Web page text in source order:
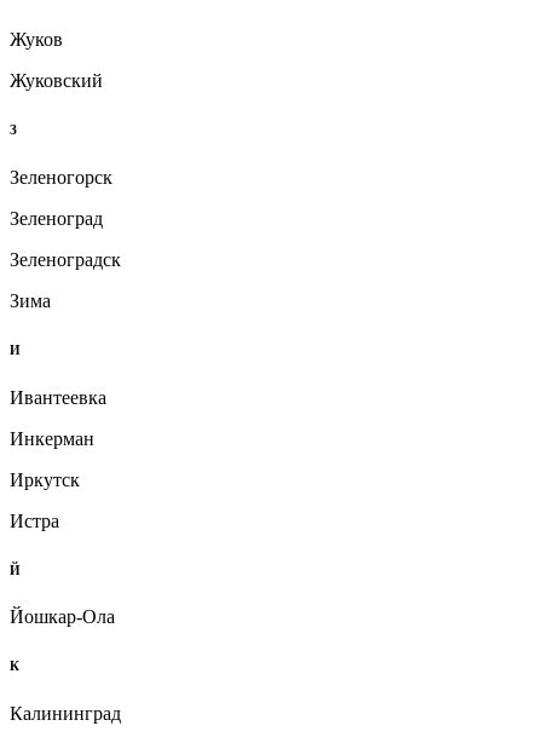
Жуков
Жуковский
З
Зеленогорск
Зеленоград
Зеленоградск
Зима
И
Ивантеевка
Инкерман
Иркутск
Истра
Й
Йошкар-Ола
К
Калининград